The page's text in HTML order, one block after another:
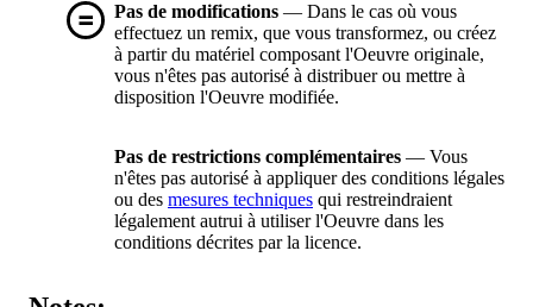
Pas de modifications — Dans le cas où vous
effectuez un remix, que vous transformez, ou créez
à partir du matériel composant l'Oeuvre originale,
vous n'êtes pas autorisé à distribuer ou mettre à
disposition l'Oeuvre modifiée.
Pas de restrictions complémentaires — Vous
n'êtes pas autorisé à appliquer des conditions légales
ou des mesures techniques qui restreindraient
légalement autrui à utiliser l'Oeuvre dans les
conditions décrites par la licence.